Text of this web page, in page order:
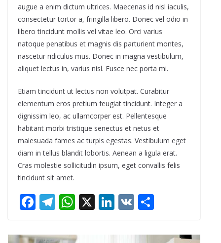
augue a enim dictum ultrices. Maecenas id nisl iaculis,
consectetur tortor a, fringilla libero. Donec vel odio in
libero tincidunt mollis vel vitae leo. Orci varius
natoque penatibus et magnis dis parturient montes,
nascetur ridiculus mus. Donec in magna vestibulum,
aliquet lectus in, varius nisl. Fusce nec porta mi.
Etiam tincidunt ut lectus non volutpat. Curabitur
elementum eros pretium feugiat tincidunt. Integer a
dignissim leo, ac ullamcorper est. Pellentesque
habitant morbi tristique senectus et netus et
malesuada fames ac turpis egestas. Vestibulum eget
diam in tellus blandit lobortis. Aenean a ligula erat.
Cras molestie sollicitudin ipsum, eget convallis felis
tincidunt sit amet.
F
e
T
e
W
at
X Li V
ar